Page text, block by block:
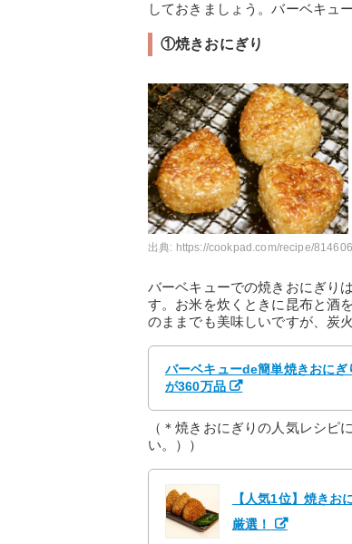
しておきましょう。バーベキュ
①焼きおにぎり
出典: https://cookpad.com/recipe/814606
バーベキューでの焼きおにぎり
す。お米を炊くときに昆布と酒
のままでも美味しいですが、炭
バーベキューde簡単焼きおに
が360万品
（＊焼きおにぎりの人気レシピ
い。））
【人気1位】焼き
厳選！